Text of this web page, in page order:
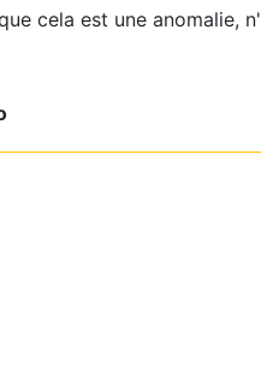
cela est une anomalie,